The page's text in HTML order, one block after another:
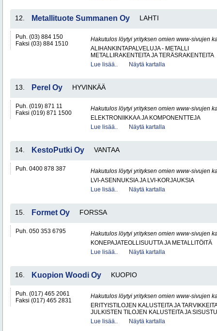
12. Metallituote Summanen Oy LAHTI
Puh. (03) 884 150
Faksi (03) 884 1510
Hakutulos löytyi yrityksen omien www-sivujen
ALIHANKINTAPALVELUJA - METALLI
METALLIRAKENTEITA JA TERÄSRAKENTEITA
Lue lisää..
Näytä kartalla
13. Perel Oy HYVINKÄÄ
Puh. (019) 871 11
Faksi (019) 871 1500
Hakutulos löytyi yrityksen omien www-sivujen
ELEKTRONIIKKAA JA KOMPONENTTEJA
Lue lisää..
Näytä kartalla
14. KestoPutki Oy VANTAA
Puh. 0400 878 387
Hakutulos löytyi yrityksen omien www-sivujen
LVI-ASENNUKSIA JA LVI-KORJAUKSIA
Lue lisää..
Näytä kartalla
15. Formet Oy FORSSA
Puh. 050 353 6795
Hakutulos löytyi yrityksen omien www-sivujen
KONEPAJATEOLLISUUTTA JA METALLITÖITÄ
Lue lisää..
Näytä kartalla
16. Kuopion Woodi Oy KUOPIO
Puh. (017) 465 2061
Faksi (017) 465 2831
Hakutulos löytyi yrityksen omien www-sivujen
ERITYISTILOJEN KALUSTEITA JA
JULKISTEN TILOJEN KALUSTEITA JA
Lue lisää..
Näytä kartalla